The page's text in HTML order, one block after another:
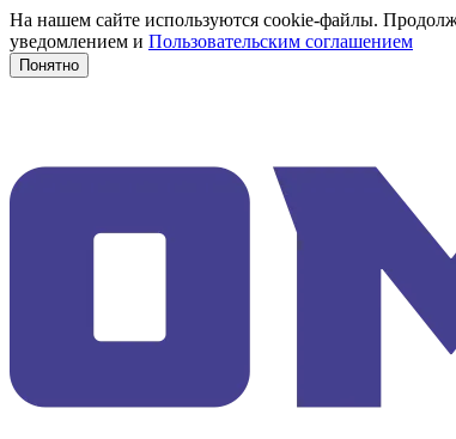
На нашем сайте используются cookie-файлы.
уведомлением и Пользовательским соглашением
Понятно